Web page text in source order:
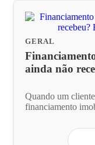
GERAL
ainda não
Quando um
financiamento